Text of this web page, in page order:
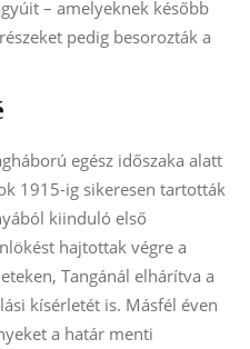
– amelyeknek később
pedig besorozták a
egész időszaka alatt
1915-ig sikeresen tartották
kiinduló első
hajtottak végre a
Tangánál elhárítva a
kísérletét is. Másfél éven
a határ menti